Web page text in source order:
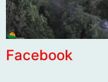
Facebook